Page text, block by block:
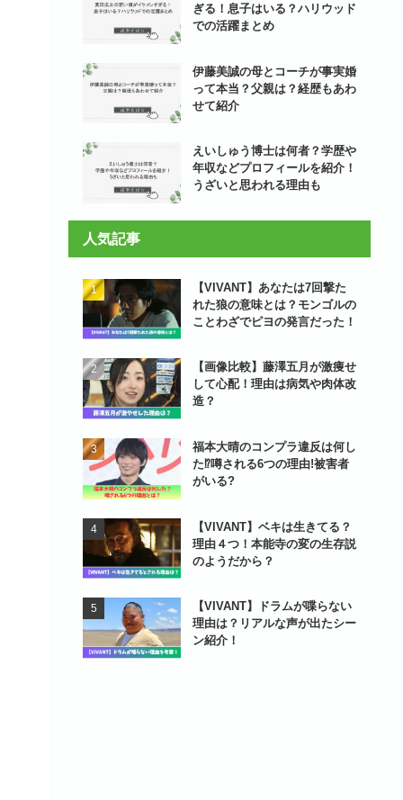
ぎる！息子はいる？ハリウッド
での活躍まとめ
伊藤美誠の母とコーチが事実婚
って本当？父親は？経歴もあわ
せて紹介
えいしゅう博士は何者？学歴や
年収などプロフィールを紹介！
うざいと思われる理由も
人気記事
【VIVANT】あなたは7回撃た
れた狼の意味とは？モンゴルの
ことわざでピヨの発言だった！
【画像比較】藤澤五月が激痩せ
して心配！理由は病気や肉体改
造？
福本大晴のコンプラ違反は何し
た⁉噂される6つの理由!被害者
がいる?
【VIVANT】ベキは生きてる？
理由４つ！本能寺の変の生存説
のようだから？
【VIVANT】ドラムが喋らない
理由は？リアルな声が出たシー
ン紹介！